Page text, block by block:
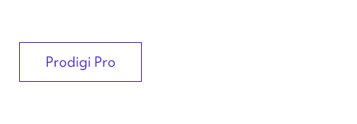
Prodigi Pro